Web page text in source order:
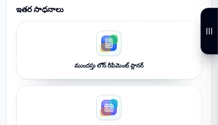
ఇతర సాధనాలు
ముందస్తు లోన్ రీపేమెంట్ ప్లానర్